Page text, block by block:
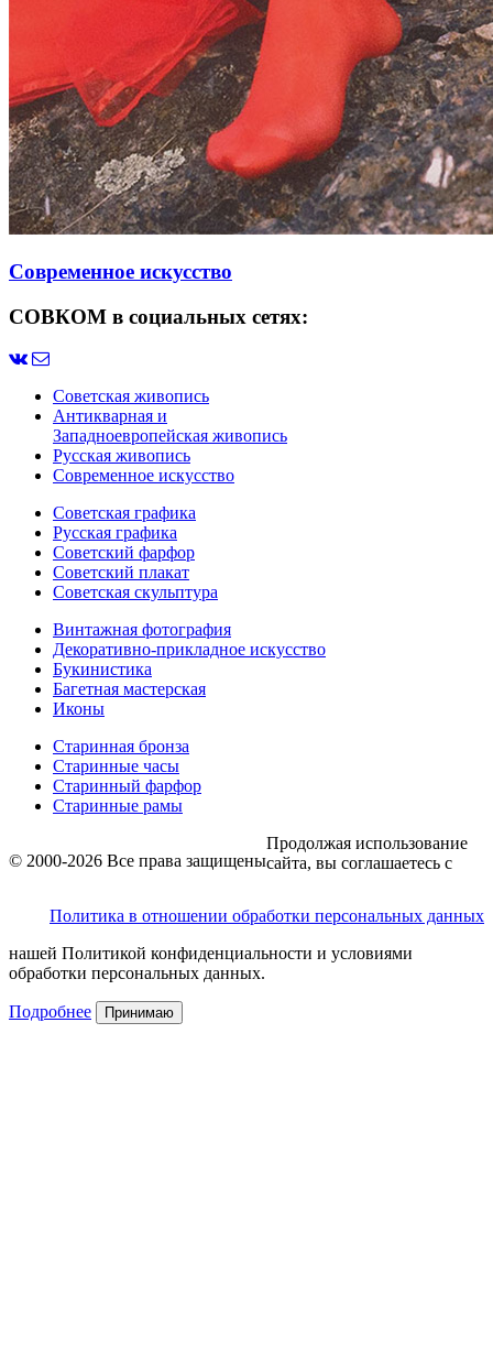
Современное искусство
СОВКОМ в социальных сетях:
Советская живопись
Антикварная и
Западноевропейская живопись
Русская живопись
Современное искусство
Советская графика
Русская графика
Советский фарфор
Советский плакат
Советская скульптура
Винтажная фотография
Декоративно-прикладное искусство
Букинистика
Багетная мастерская
Иконы
Старинная бронза
Старинные часы
Старинный фарфор
Старинные рамы
© 2000-2026 Все права защищены
Политика в отношении обработки персональных данных
Продолжая использование
сайта, вы соглашаетесь с
нашей Политикой конфиденциальности и условиями
обработки персональных данных.
Подробнее Принимаю